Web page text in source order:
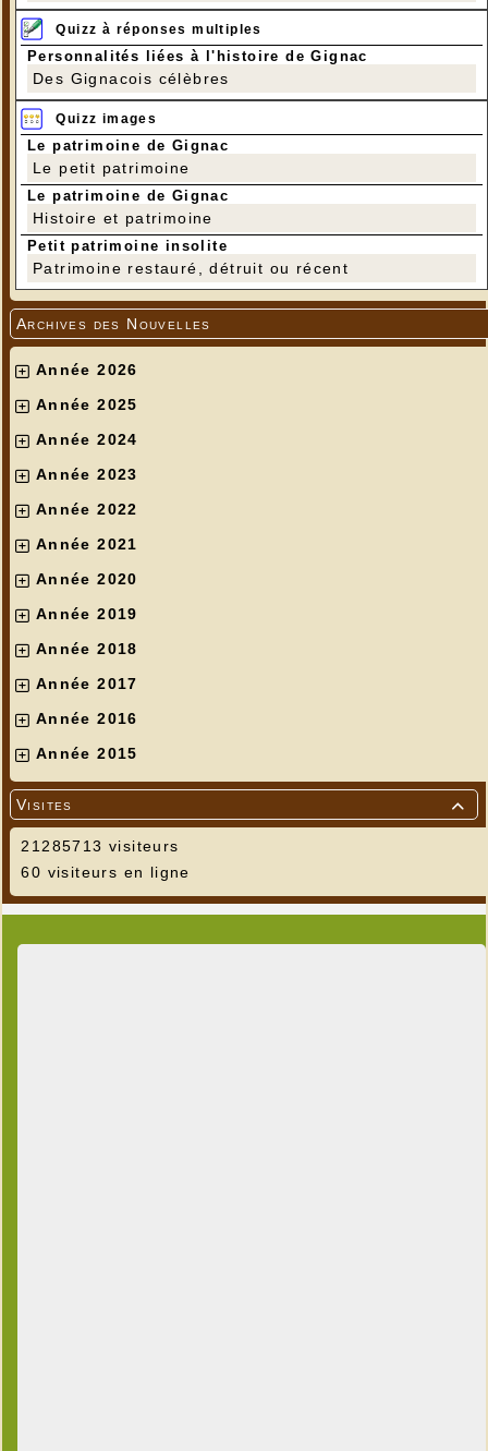
Quizz à réponses multiples
Personnalités liées à l'histoire de Gignac
Des Gignacois célèbres
Quizz images
Le patrimoine de Gignac
Le petit patrimoine
Le patrimoine de Gignac
Histoire et patrimoine
Petit patrimoine insolite
Patrimoine restauré, détruit ou récent
Archives des Nouvelles
Année 2026
Année 2025
Année 2024
Année 2023
Année 2022
Année 2021
Année 2020
Année 2019
Année 2018
Année 2017
Année 2016
Année 2015

Visites
21285713 visiteurs
60 visiteurs en ligne